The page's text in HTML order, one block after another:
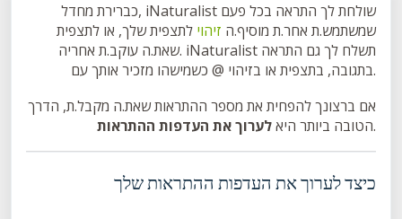
כברירת מחדל, iNaturalist שולחת לך התראה בכל פעם
שמשתמש.ת אחר.ת מוסיף.ה זיהוי לתצפית שלך, או לתצפית
שאת.ה עוקב.ת אחריה. iNaturalist תשלח לך גם התראה
כשמישהו מזכיר אותך עם ‎@ בתגובה, בתצפית או בזיהוי.
אם ברצונך להפחית את מספר ההתראות שאת.ה מקבל.ת, הדרך
הטובה ביותר היאלערוך את העדפות ההתראות .
כיצד לערוך את העדפות ההתראות שלך